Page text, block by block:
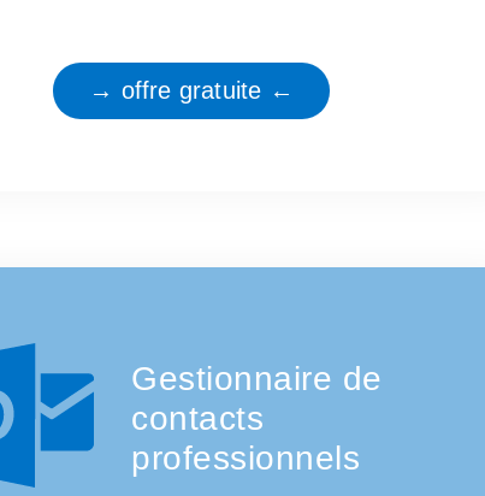
→ offre gratuite ←
Gestionnaire de
contacts
professionnels